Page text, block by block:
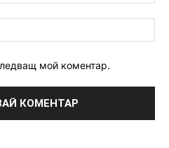
мой коментар.